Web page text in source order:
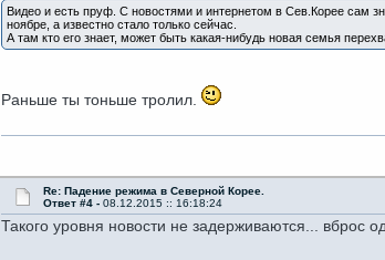
Видео и есть пруф. С новостями и интернетом в Сев.Корее сам
ноябре, а известно стало только сейчас.
А там кто его знает, может быть какая-нибудь новая семья
Раньше ты тоньше тролил.
Re: Падение режима в Северной Корее.
Ответ #4 - 08.12.2015 :: 16:18:24
Такого уровня новости не задерживаются... вброс